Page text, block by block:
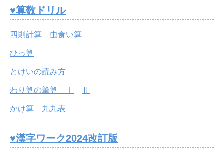
♥算数ドリル
四則計算 虫食い算
ひっ算
とけいの読み方
わり算の筆算 Ⅰ Ⅱ
かけ算 九九表
♥漢字ワーク2024改訂版